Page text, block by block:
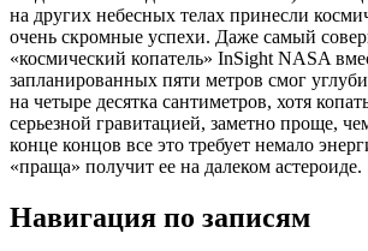
на других небесных телах принесли
очень скромные успехи. Даже самый
«космический копатель» InSight NASA
запланированных пяти метров смог
на четыре десятка сантиметров, хотя
серьезной гравитацией, заметно проще,
конце концов все это требует немало
«праща» получит ее на далеком астероиде.
Навигация по записям